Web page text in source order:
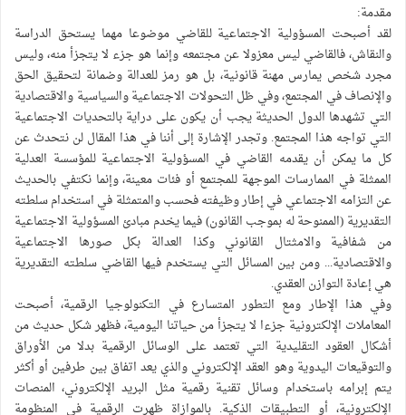
مقدمة:
لقد أصبحت المسؤولية الاجتماعية للقاضي موضوعا مهما يستحق الدراسة
والنقاش، فالقاضي ليس معزولا عن مجتمعه وإنما هو جزء لا يتجزأ منه، وليس
مجرد شخص يمارس مهنة قانونية، بل هو رمز للعدالة وضمانة لتحقيق الحق
والإنصاف في المجتمع، وفي ظل التحولات الاجتماعية والسياسية والاقتصادية
التي تشهدها الدول الحديثة يجب أن يكون على دراية بالتحديات الاجتماعية
التي تواجه هذا المجتمع. وتجدر الإشارة إلى أننا في هذا المقال لن نتحدث عن
كل ما يمكن أن يقدمه القاضي في المسؤولية الاجتماعية للمؤسسة العدلية
الممثلة في الممارسات الموجهة للمجتمع أو فئات معينة، وإنما نكتفي بالحديث
عن التزامه الاجتماعي في إطار وظيفته فحسب والمتمثلة في استخدام سلطته
التقديرية (الممنوحة له بموجب القانون) فيما يخدم مبادئ المسؤولية الاجتماعية
من شفافية والامثتال القانوني وكذا العدالة بكل صورها الاجتماعية
والاقتصادية... ومن بين المسائل التي يستخدم فيها القاضي سلطته التقديرية
هي إعادة التوازن العقدي.
وفي هذا الإطار ومع التطور المتسارع في التكنولوجيا الرقمية، أصبحت
المعاملات الإلكترونية جزءا لا يتجزأ من حياتنا اليومية، فظهر شكل حديث من
أشكال العقود التقليدية التي تعتمد على الوسائل الرقمية بدلا من الأوراق
والتوقيعات اليدوية وهو العقد الإلكتروني والذي يعد اتفاق بين طرفين أو أكثر
يتم إبرامه باستخدام وسائل تقنية رقمية مثل البريد الإلكتروني، المنصات
الإلكترونية، أو التطبيقات الذكية. بالموازاة ظهرت الرقمية في المنظومة